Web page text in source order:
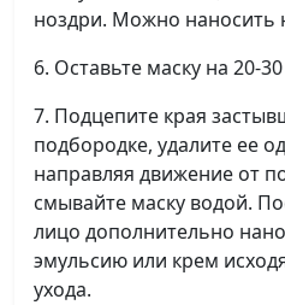
ноздри. Можно наносить
6. Оставьте маску на 20-
7. Подцепите края
подбородке, удалите ее
направляя движение от
смывайте маску водой.
лицо дополнительно
эмульсию или крем
ухода.